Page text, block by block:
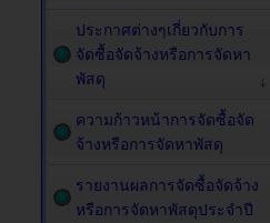
ประกาศต่างๆเกี่ยวกับการ
จัดซื้อจัดจ้างหรือการจัดหา
พัสดุ
ความก้าวหน้าการจัดซื้อจัด
จ้างหรือการจัดหาพัสดุ
รายงานผลการจัดซื้อจัดจ้าง
หรือการจัดหาพัสดุประจำปี